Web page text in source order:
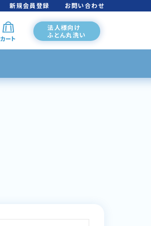
新規会員登録 お問い合わせ
カート
法人様向け
ふとん丸洗い